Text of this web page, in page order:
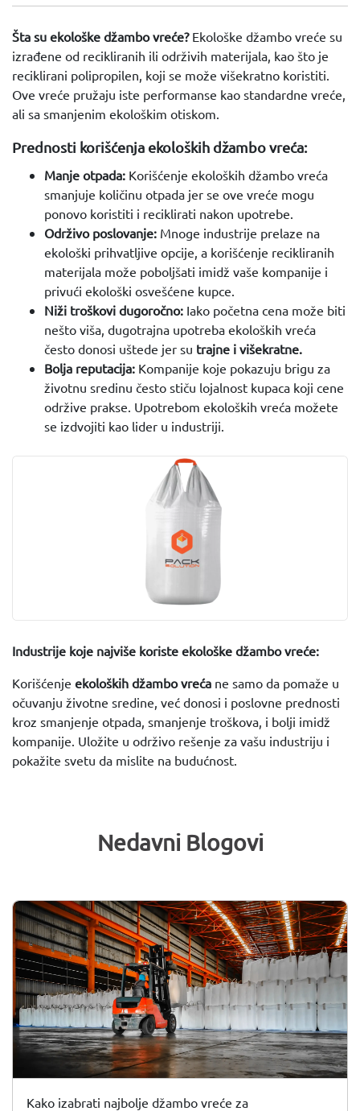
Šta su ekološke džambo vreće? Ekološke džambo vreće su
izrađene od recikliranih ili održivih materijala, kao što je
reciklirani polipropilen, koji se može višekratno koristiti.
Ove vreće pružaju iste performanse kao standardne vreće,
ali sa smanjenim ekološkim otiskom.
Prednosti korišćenja ekoloških džambo vreća:
Manje otpada: Korišćenje ekoloških džambo vreća
smanjuje količinu otpada jer se ove vreće mogu
ponovo koristiti i reciklirati nakon upotrebe.
Održivo poslovanje: Mnoge industrije prelaze na
ekološki prihvatljive opcije, a korišćenje recikliranih
materijala može poboljšati imidž vaše kompanije i
privući ekološki osvešćene kupce.
Niži troškovi dugoročno: Iako početna cena može biti
nešto viša, dugotrajna upotreba ekoloških vreća
često donosi uštede jer su trajne i višekratne.
Bolja reputacija: Kompanije koje pokazuju brigu za
životnu sredinu često stiču lojalnost kupaca koji cene
održive prakse. Upotrebom ekoloških vreća možete
se izdvojiti kao lider u industriji.
Industrije koje najviše koriste ekološke džambo vreće:
Korišćenje ekoloških džambo vreća ne samo da pomaže u
očuvanju životne sredine, već donosi i poslovne prednosti
kroz smanjenje otpada, smanjenje troškova, i bolji imidž
kompanije. Uložite u održivo rešenje za vašu industriju i
pokažite svetu da mislite na budućnost.
Nedavni Blogovi
Kako izabrati najbolje džambo vreće za